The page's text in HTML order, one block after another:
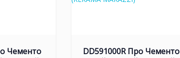
Чементо
DD591000R Про Чементо